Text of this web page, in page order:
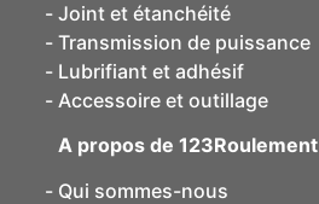
Joint et étanchéité
Transmission de puissance
Lubrifiant et adhésif
Accessoire et outillage
A propos de 123Roulement
Qui sommes-nous